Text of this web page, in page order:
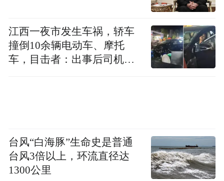
物临床耐药性研究及数据递交指导原则》的
要求，研发出更多优质的抗HIV药物，为我
国艾滋病防治事业贡献更多力量，守护人民
群众的生命健康。
业就严格遵循国际国内技术标准，建立了完
善的耐药性研究体系。艾迪药业将不负众
望，继续打造中国创新药，为中国乃至全球
江西一夜市发生车祸，轿车
撞倒10余辆电动车、摩托
车，目击者：出事后司机一
台风“白海豚”生命史是普通
台风3倍以上，环流直径达
1300公里